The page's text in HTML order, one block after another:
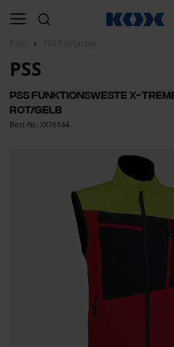
PSS
PSS Funktionsweste X-
Rot/Gelb
Best-Nr.: XX76144